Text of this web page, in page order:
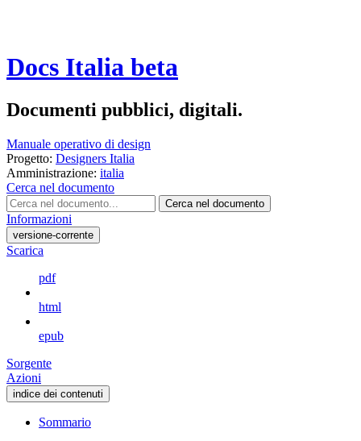
Docs Italia beta
Documenti pubblici, digitali.
Manuale operativo di design
Progetto: Designers Italia
Amministrazione: italia
Cerca nel documento
Cerca nel documento
Informazioni
versione-corrente
Scarica
pdf
html
epub
Sorgente
Azioni
indice dei contenuti
Sommario